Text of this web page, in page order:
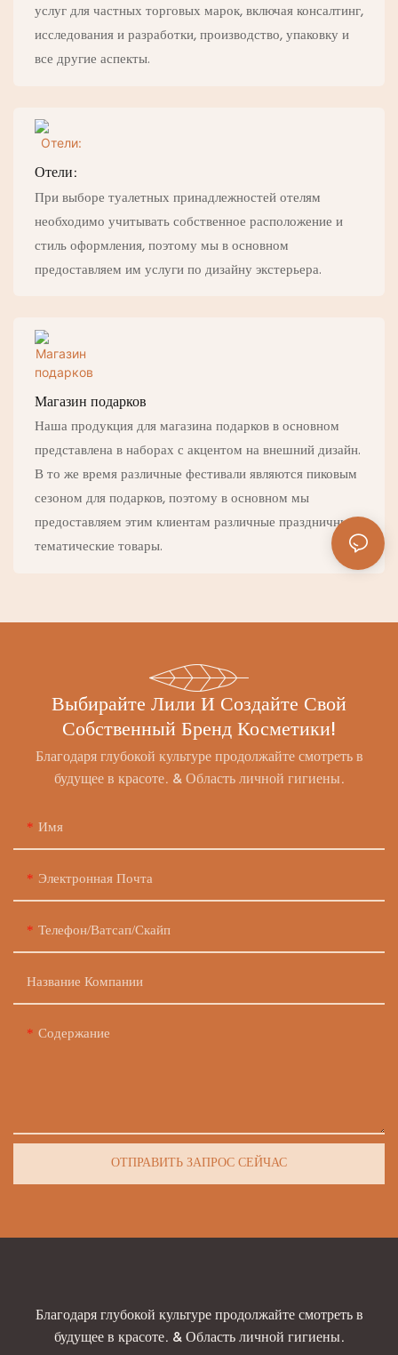
услуг для частных торговых марок, включая консалтинг,
исследования и разработки, производство, упаковку и
все другие аспекты.
Отели:
При выборе туалетных принадлежностей отелям
необходимо учитывать собственное расположение и
стиль оформления, поэтому мы в основном
предоставляем им услуги по дизайну экстерьера.
Магазин подарков
Наша продукция для магазина подарков в основном
представлена ​​в наборах с акцентом на внешний дизайн.
В то же время различные фестивали являются пиковым
сезоном для подарков, поэтому в основном мы
предоставляем этим клиентам различные праздничные
тематические товары.
Выбирайте Лили И Создайте Свой
Собственный Бренд Косметики!
Благодаря глубокой культуре продолжайте смотреть в
будущее в красоте. & Область личной гигиены.
Имя
Электронная Почта
Телефон/ватсап/скайп
Название Компании
Содержание
ОТПРАВИТЬ ЗАПРОС СЕЙЧАС
Благодаря глубокой культуре продолжайте смотреть в
будущее в красоте. & Область личной гигиены.